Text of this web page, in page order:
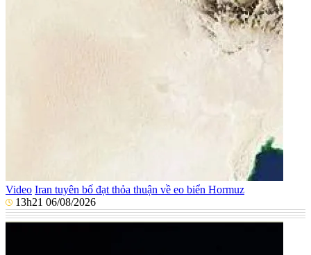
Video Iran tuyên bố đạt thỏa thuận về eo biển Hormuz
13h21 06/08/2026